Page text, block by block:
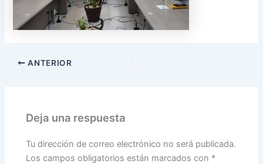
ANTERIOR
Deja una respuesta
Tu dirección de correo electrónico no será publicada.
Los campos obligatorios están marcados con *